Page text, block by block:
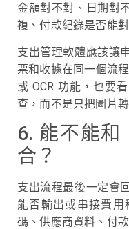
金額對不對、日期對
複、付款紀錄是否能
支出管理軟體應該讓
票和收據在同一個流
或 OCR 功能，也要
查，而不是只把圖片
6. 能不能和
合？
支出流程最後一定會
能否輸出或串接費
碼、供應商資料、付